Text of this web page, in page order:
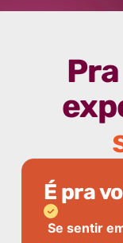
É pra
Se sentir